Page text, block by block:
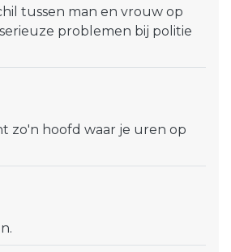
tussen man en vrouw op
problemen bij politie
zo'n hoofd waar je uren op